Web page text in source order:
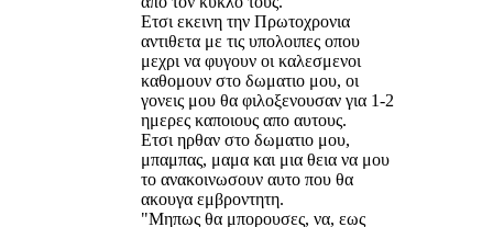
Ετσι εκεινη την Πρωτοχρονια
αντιθετα με τις υπολοιπες οπου
μεχρι να φυγουν οι καλεσμενοι
καθομουν στο δωματιο μου, οι
γονεις μου θα φιλοξενουσαν για 1-2
ημερες καποιους απο αυτους.
Ετσι ηρθαν στο δωματιο μου,
μπαμπας, μαμα και μια θεια να μου
το ανακοινωσουν αυτο που θα
ακουγα εμβροντητη.
"Μηπως θα μπορουσες, να, εως